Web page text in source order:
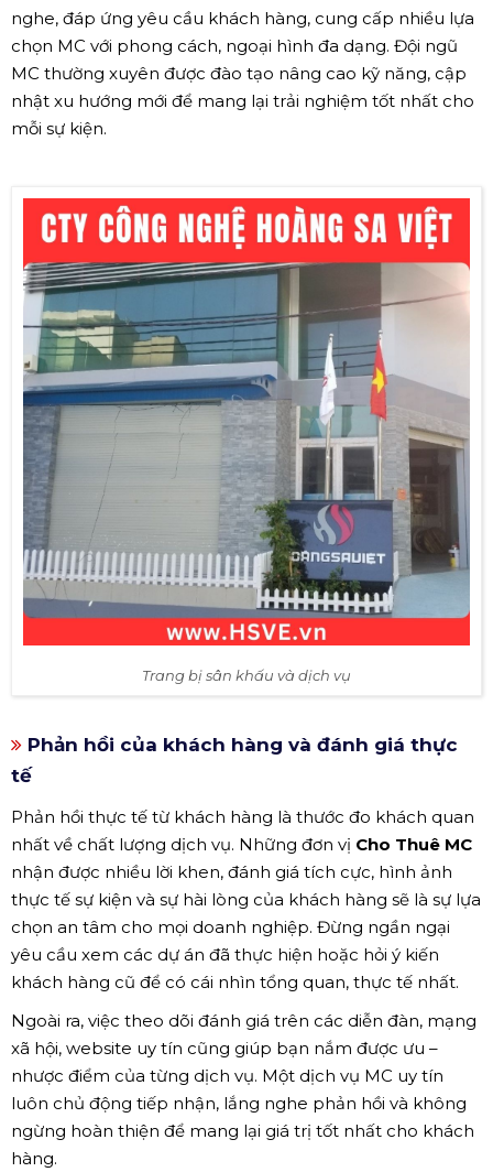
nghe, đáp ứng yêu cầu khách hàng, cung cấp nhiều lựa
chọn MC với phong cách, ngoại hình đa dạng. Đội ngũ
MC thường xuyên được đào tạo nâng cao kỹ năng, cập
nhật xu hướng mới để mang lại trải nghiệm tốt nhất cho
mỗi sự kiện.
Trang bị sân khấu và dịch vụ
Phản hồi của khách hàng và đánh giá thực
tế
Phản hồi thực tế từ khách hàng là thước đo khách quan
nhất về chất lượng dịch vụ. Những đơn vị Cho Thuê MC
nhận được nhiều lời khen, đánh giá tích cực, hình ảnh
thực tế sự kiện và sự hài lòng của khách hàng sẽ là sự lựa
chọn an tâm cho mọi doanh nghiệp. Đừng ngần ngại
yêu cầu xem các dự án đã thực hiện hoặc hỏi ý kiến
khách hàng cũ để có cái nhìn tổng quan, thực tế nhất.
Ngoài ra, việc theo dõi đánh giá trên các diễn đàn, mạng
xã hội, website uy tín cũng giúp bạn nắm được ưu –
nhược điểm của từng dịch vụ. Một dịch vụ MC uy tín
luôn chủ động tiếp nhận, lắng nghe phản hồi và không
ngừng hoàn thiện để mang lại giá trị tốt nhất cho khách
hàng.